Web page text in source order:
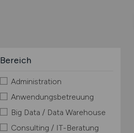
Bereich
Administration
Anwendungsbetreuung
Big Data / Data Warehouse
Consulting / IT-Beratung